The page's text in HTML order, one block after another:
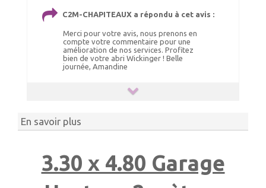
C2M-CHAPITEAUX a répondu à cet avis :
Merci pour votre avis, nous prenons en
compte votre commentaire pour une
amélioration de nos services. Profitez
bien de votre abri Wickinger ! Belle
journée, Amandine
En savoir plus
3.30 x 4.80 Garage